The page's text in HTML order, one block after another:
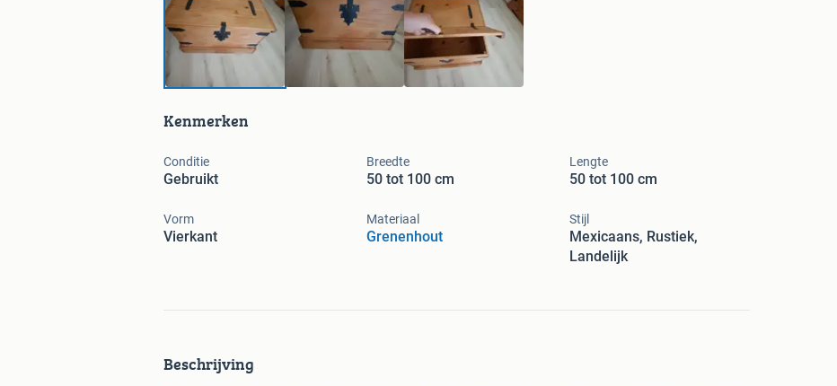
Kenmerken
Conditie
Gebruikt
Breedte
50 tot 100 cm
Lengte
50 tot 100 cm
Vorm
Vierkant
Materiaal
Grenenhout
Stijl
Mexicaans, Rustiek,
Landelijk
Beschrijving